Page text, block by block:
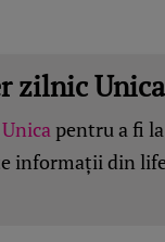
zilnic Unica
Unicapentru a fi
informații din